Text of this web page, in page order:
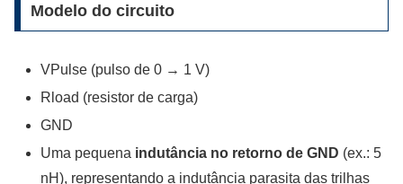
Modelo do circuito
VPulse (pulso de 0 → 1 V)
Rload (resistor de carga)
GND
Uma pequena indutância no retorno de GND (ex.: 5
nH), representando a indutância parasita das trilhas